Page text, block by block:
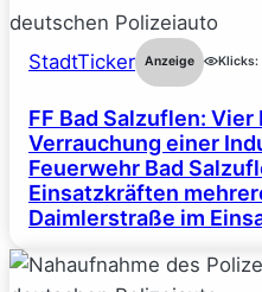
StadtTicker Anzeige Klicks:
FF Bad Salzuflen:
Verrauchung einer
Feuerwehr Bad
Einsatzkräften
Daimlerstraße im